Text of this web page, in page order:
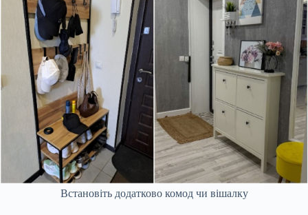
Встановіть додатково комод чи вішалку